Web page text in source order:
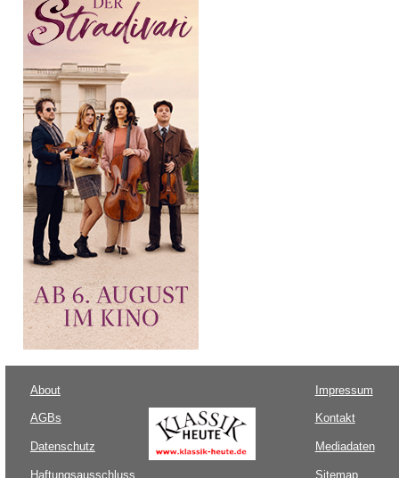
About
AGBs
Datenschutz
Haftungsausschluss
Impressum
Kontakt
Mediadaten
Sitemap